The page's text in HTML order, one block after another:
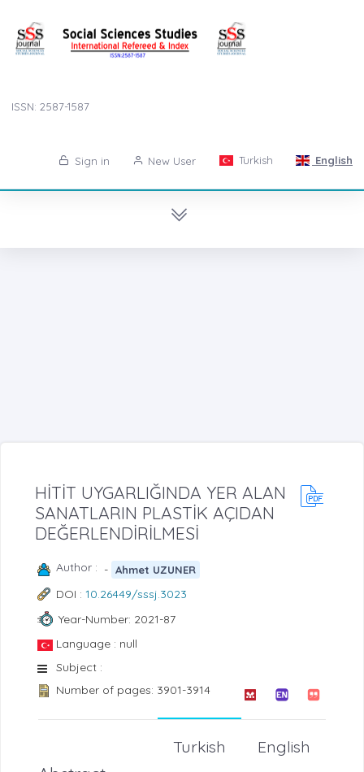
ISSN: 2587-1587
Sign in New User Turkish English
HİTİT UYGARLIĞINDA YER ALAN
SANATLARIN PLASTİK AÇIDAN
DEĞERLENDİRİLMESİ
Author : - Ahmet UZUNER
DOI : 10.26449/sssj.3023
Year-Number: 2021-87
Language : null
Subject :
Number of pages: 3901-3914
English
Turkish